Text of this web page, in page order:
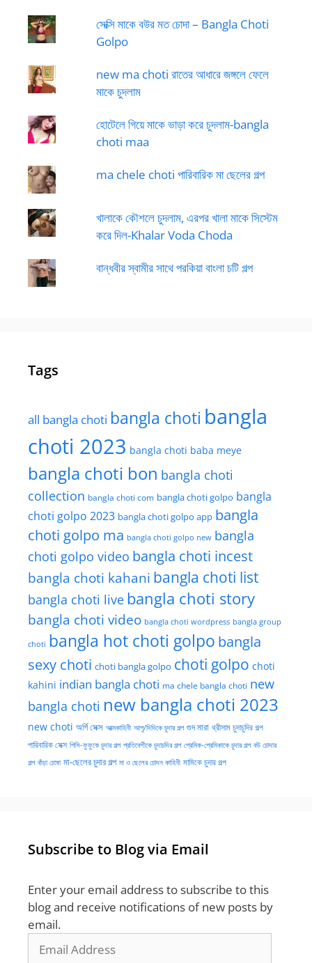
সেক্সি মাকে বউর মত চোদা – Bangla Choti
Golpo
new ma choti রাতের আধারে জঙ্গলে ফেলে
মাকে চুদলাম
হোটেলে গিয়ে মাকে ভাড়া করে চুদলাম-bangla
choti maa
ma chele choti পারিবারিক মা ছেলের গল্প
খালাকে কৌশলে চুদলাম, এরপর খালা মাকে সিস্টেম
করে দিল-Khalar Voda Choda
বান্ধবীর স্বামীর সাথে পরকিয়া বাংলা চটি গল্প
Tags
all bangla choti bangla choti bangla
choti 2023 bangla choti baba meye
bangla choti bon bangla choti
collection bangla choti com bangla choti golpo bangla
choti golpo 2023 bangla choti golpo app bangla
choti golpo ma bangla choti golpo new bangla
choti golpo video bangla choti incest
bangla choti kahani bangla choti list
bangla choti live bangla choti story
bangla choti video bangla choti wordpress bangla group
choti bangla hot choti golpo bangla
sexy choti choti bangla golpo choti golpo choti
kahini indian bangla choti ma chele bangla choti new
bangla choti new bangla choti 2023
new choti অর্গি সেক্স আত্মকাহিনী আপু/দিদিকে চুদার গল্প গুদ মারা থ্রীসাম চুদাচুদির গল্প
পারিবারিক সেক্স পিসি-ফুফুকে চুদার গল্প প্রতিবেশীকে চুদাচদির গল্প প্রেমিক-প্রেমিকাকে চুদার গল্প বউ চোদার
গল্প বাঁড়া চোষা মা-ছেলের চুদার গল্প মা ও ছেলের চোদন কাহিনী মামিকে চুদার গল্প
Subscribe to Blog via Email
Enter your email address to subscribe to this
blog and receive notifications of new posts by
email.
Address